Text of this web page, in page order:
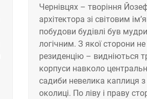
Чернівцях – творіння
архітектора зі світовим
побудови будівлі був
логічним. З якої сторони
резиденцію – видніються
корпуси навколо
садиби невелика каплиця
околиці. По ліву і праву